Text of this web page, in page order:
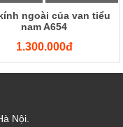
ngoài của van tiểu
nam A654
1.300.000đ
Nội.